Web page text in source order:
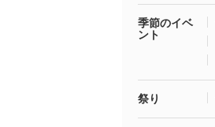
季節のイベ
ント
祭り